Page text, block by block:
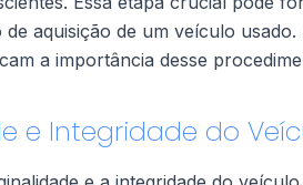
aquisição de um veículo
a importância desse
e Integridade do